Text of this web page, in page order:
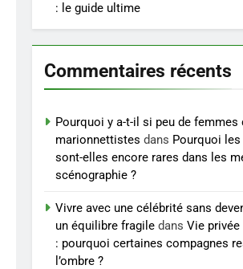
7
Voyance à La
trouver un
à un tarif juste ?
BIEN ÊTRE
Sclérose en
maternité : tout
femmes
SANTÉ
: le guide ultime
Commentaires récents
Pourquoi y a-t-il si peu de
marionnettistes dans Pourquoi
sont-elles encore rares dans les
scénographie ?
Vivre avec une célébrité sans
un équilibre fragile dansVie
: pourquoi certaines compagnes
l’ombre ?